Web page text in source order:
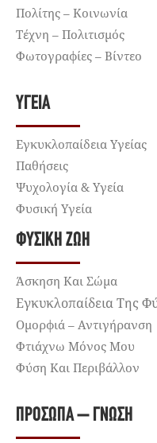
Πολίτης – Κοινωνία
Τέχνη – Πολιτισμός
Φωτογραφίες – Βίντεο
ΥΓΕΊΑ
Εγκυκλοπαίδεια Υγείας
Παθήσεις
Ψυχολογία & Υγεία
Φυσική Υγεία
ΦΥΣΙΚΉ ΖΩΉ
Άσκηση Και Σώμα
Εγκυκλοπαίδεια Της
Ομορφιά – Αντιγήρανση
Φτιάχνω Μόνος Μου
Φύση Και Περιβάλλον
ΠΡΌΣΩΠΑ – ΓΝΏΣΗ